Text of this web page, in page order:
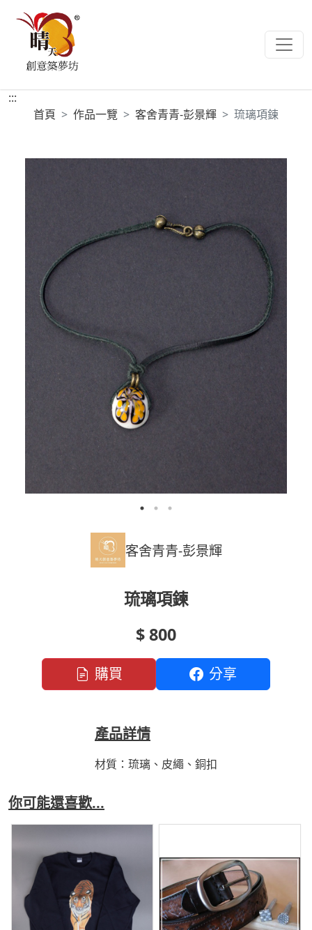
:::
首頁
作品一覽 客舍青青-彭景輝 琉璃項鍊
客舍青青-彭景輝
琉璃項鍊
$ 800
購買 分享
產品詳情
材質：琉璃、皮繩、銅扣
你可能還喜歡...